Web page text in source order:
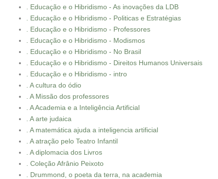
. Educação e o Hibridismo - As inovações da LDB
. Educação e o Hibridismo - Politicas e Estratégias
. Educação e o Hibridismo - Professores
. Educação e o Hibridismo - Modismos
. Educação e o Hibridismo - No Brasil
. Educação e o Hibridismo - Direitos Humanos Universais
. Educação e o Hibridismo - intro
. A cultura do ódio
. A Missão dos professores
. A Academia e a Inteligência Artificial
. A arte judaica
. A matemática ajuda a inteligencia artificial
. A atração pelo Teatro Infantil
. A diplomacia dos Livros
. Coleção Afrânio Peixoto
. Drummond, o poeta da terra, na academia